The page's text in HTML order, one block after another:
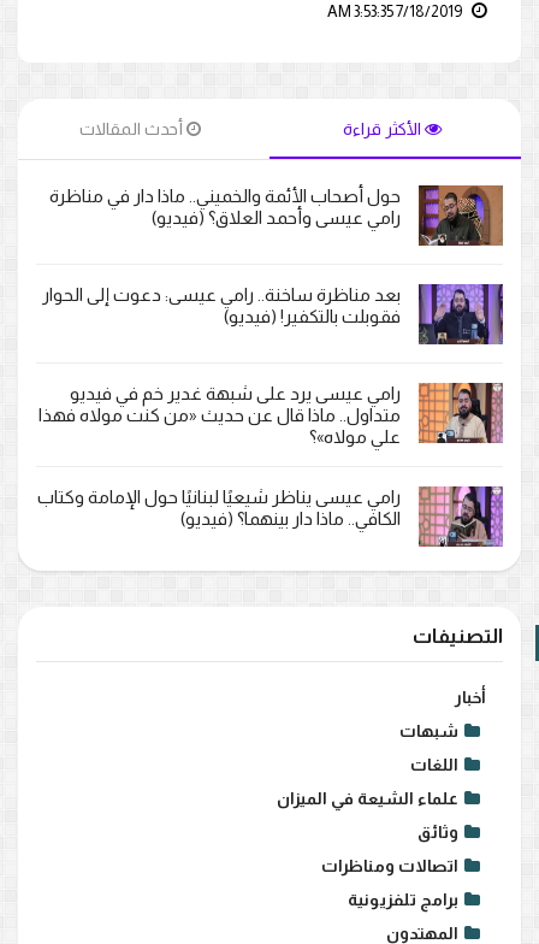
الأكثر قراءة أحدث المقالات
حول أصحاب الأئمة والخميني.. ماذا دار في مناظرة
رامي عيسى وأحمد العلاق؟ (فيديو)
بعد مناظرة ساخنة.. رامي عيسى: دعوت إلى الحوار
فقوبلت بالتكفير! (فيديو)
رامي عيسى يرد على شبهة غدير خم في فيديو
متداول.. ماذا قال عن حديث «من كنت مولاه فهذا
علي مولاه»؟
رامي عيسى يناظر شيعيًا لبنانيًا حول الإمامة وكتاب
الكافي.. ماذا دار بينهما؟ (فيديو)
التصنيفات
أخبار
شبهات
اللغات
علماء الشيعة في الميزان
وثائق
اتصالات ومناظرات
برامج تلفزيونية
المهتدون